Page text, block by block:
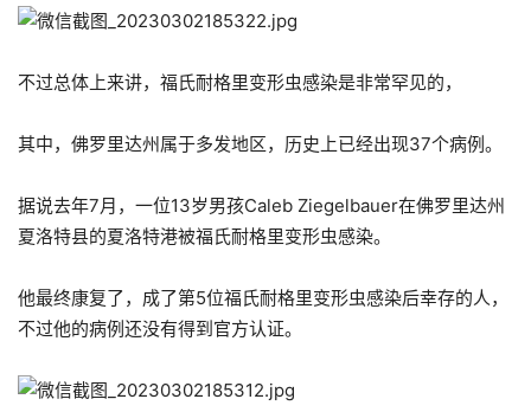
不过总体上来讲，福氏耐格里变形虫感染是非常罕见的，
其中，佛罗里达州属于多发地区，历史上已经出现37个病例。
据说去年7月，一位13岁男孩Caleb Ziegelbauer在佛罗里达州
夏洛特县的夏洛特港被福氏耐格里变形虫感染。
他最终康复了，成了第5位福氏耐格里变形虫感染后幸存的人，
不过他的病例还没有得到官方认证。